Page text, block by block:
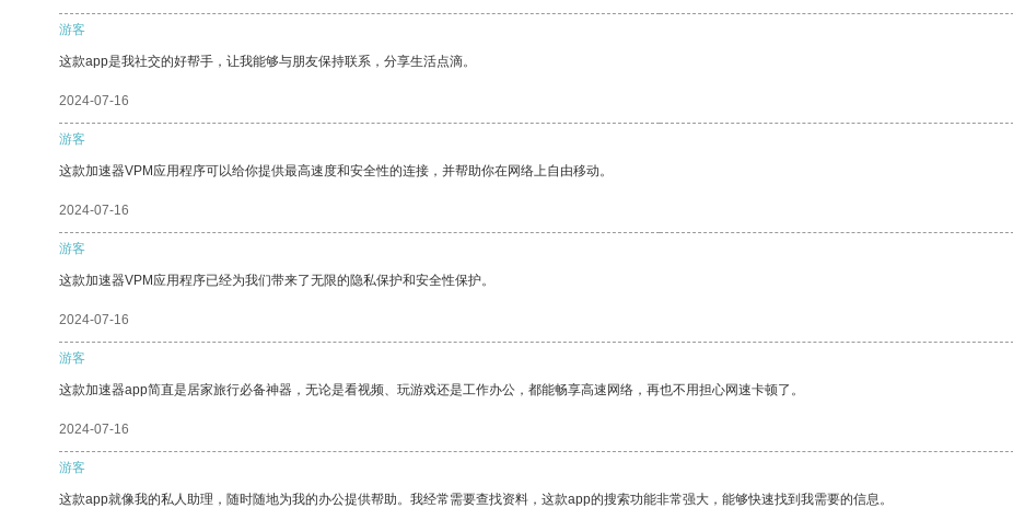
游客
这款app是我社交的好帮手，让我能够与朋友保持联系，分享生活点滴。
2024-07-16
游客
这款加速器VPM应用程序可以给你提供最高速度和安全性的连接，并帮助你在网络上自由移动。
2024-07-16
游客
这款加速器VPM应用程序已经为我们带来了无限的隐私保护和安全性保护。
2024-07-16
游客
这款加速器app简直是居家旅行必备神器，无论是看视频、玩游戏还是工作办公，都能畅享高速网络，再也不用担心网速卡顿了。
2024-07-16
游客
这款app就像我的私人助理，随时随地为我的办公提供帮助。我经常需要查找资料，这款app的搜索功能非常强大，能够快速找到我需要的信息。